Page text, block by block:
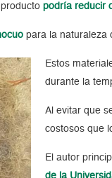
productopodría reducir
para la naturaleza
Estos
durante la
Al evitar que
costosos que
El autor
de la